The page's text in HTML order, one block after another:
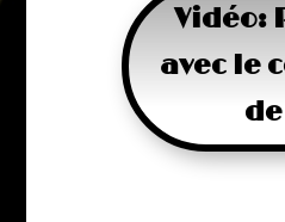
Vidéo:
avec le